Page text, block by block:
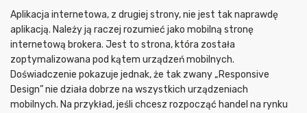
Aplikacja internetowa, z drugiej strony, nie jest tak naprawdę
aplikacją. Należy ją raczej rozumieć jako mobilną stronę
internetową brokera. Jest to strona, która została
zoptymalizowana pod kątem urządzeń mobilnych.
Doświadczenie pokazuje jednak, że tak zwany „Responsive
Design” nie działa dobrze na wszystkich urządzeniach
mobilnych. Na przykład, jeśli chcesz rozpocząć handel na rynku